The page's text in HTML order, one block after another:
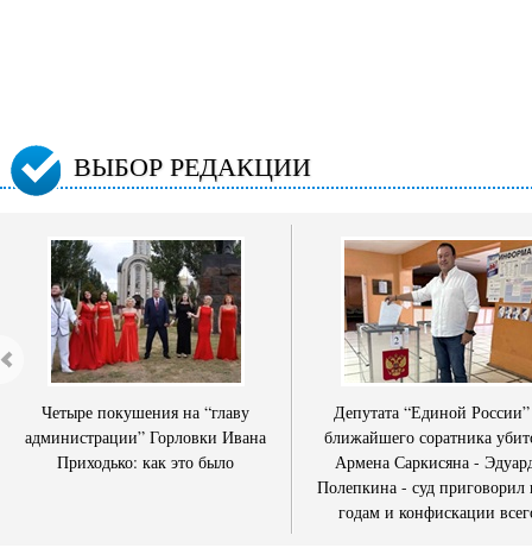
ВЫБОР РЕДАКЦИИ
Четыре покушения на “главу
администрации” Горловки Ивана
Приходько: как это было
Депутата “Единой
ближайшего соратника
Армена Саркисяна -
Полепкина - суд приговорил
годам и конфискации